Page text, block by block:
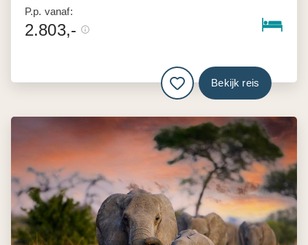
P.p. vanaf:
2.803,-
Bekijk reis